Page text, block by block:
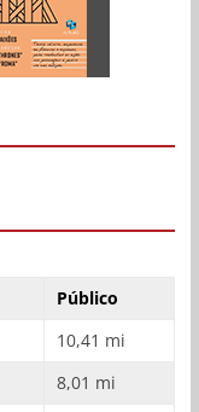
Público
10,41 mi
8,01 mi